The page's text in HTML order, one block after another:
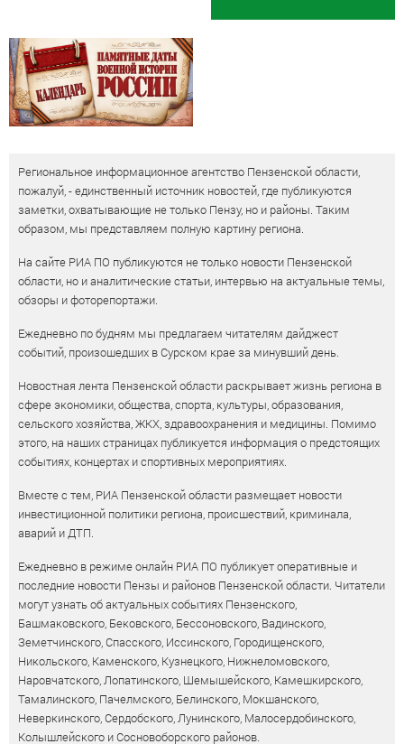
Региональное информационное агентство Пензенской области,
пожалуй, - единственный источник новостей, где публикуются
заметки, охватывающие не только Пензу, но и районы. Таким
образом, мы представляем полную картину региона.
На сайте РИА ПО публикуются не только новости Пензенской
области, но и аналитические статьи, интервью на актуальные темы,
обзоры и фоторепортажи.
Ежедневно по будням мы предлагаем читателям дайджест
событий, произошедших в Сурском крае за минувший день.
Новостная лента Пензенской области раскрывает жизнь региона в
сфере экономики, общества, спорта, культуры, образования,
сельского хозяйства, ЖКХ, здравоохранения и медицины. Помимо
этого, на наших страницах публикуется информация о предстоящих
событиях, концертах и спортивных мероприятиях.
Вместе с тем, РИА Пензенской области размещает новости
инвестиционной политики региона, происшествий, криминала,
аварий и ДТП.
Ежедневно в режиме онлайн РИА ПО публикует оперативные и
последние новости Пензы и районов Пензенской области. Читатели
могут узнать об актуальных событиях Пензенского,
Башмаковского, Бековского, Бессоновского, Вадинского,
Земетчинского, Спасского, Иссинского, Городищенского,
Никольского, Каменского, Кузнецкого, Нижнеломовского,
Наровчатского, Лопатинского, Шемышейского, Камешкирского,
Тамалинского, Пачелмского, Белинского, Мокшанского,
Неверкинского, Сердобского, Лунинского, Малосердобинского,
Колышлейского и Сосновоборского районов.